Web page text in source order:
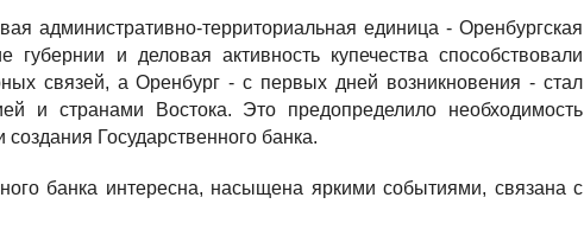
административно-территориальная единица - Оренбургская
губернии и деловая активность купечества способствовали
связей, а Оренбург - с первых дней возникновения - стал
и странами Востока. Это предопределило необходимость
Государственного банка.
банка интересна, насыщена яркими событиями, связана с